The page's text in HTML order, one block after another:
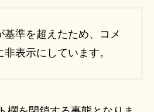
基準を超えたため、コメ
表示にしています。